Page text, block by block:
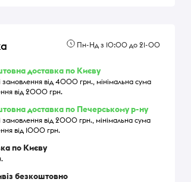
Пн-Нд з 10:00 до 21-00
доставка по Києву
замовлення від 4000 грн., мінімальна сума
від 2000 грн.
доставка по Печерському р-ну
замовлення від 2000 грн., мінімальна сума
від 1000 грн.
по Києву
безкоштовно